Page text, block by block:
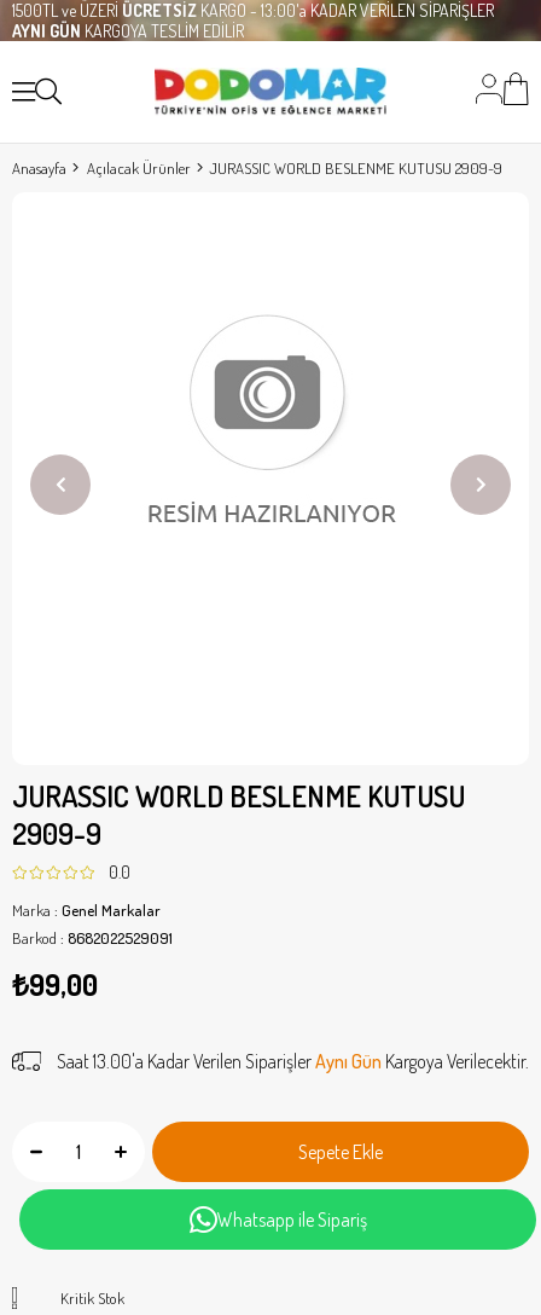
1500TL ve ÜZERİ ÜCRETSİZ KARGO - 13:00'a KADAR VERİLEN SİPARİŞLER
AYNI GÜN KARGOYA TESLİM EDİLİR
Anasayfa Açılacak Ürünler JURASSIC WORLD BESLENME KUTUSU 2909-9
JURASSIC WORLD BESLENME KUTUSU
2909-9
0.0
Marka : Genel Markalar
Barkod : 8682022529091
₺99,00
Saat 13.00'a Kadar Verilen SiparişlerAynı Gün Kargoya Verilecektir.
Whatsapp ile Sipariş
Kritik Stok